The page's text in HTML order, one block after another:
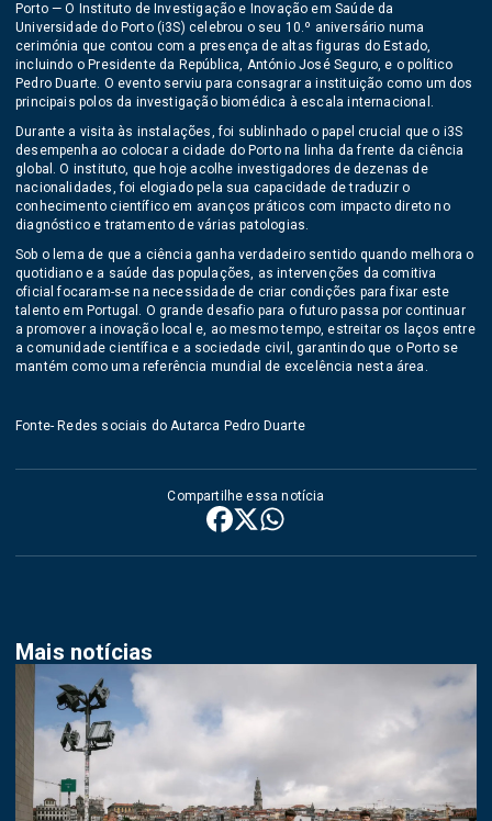
Porto — O Instituto de Investigação e Inovação em Saúde da
Universidade do Porto (i3S) celebrou o seu 10.º aniversário numa
cerimónia que contou com a presença de altas figuras do Estado,
incluindo o Presidente da República, António José Seguro, e o político
Pedro Duarte. O evento serviu para consagrar a instituição como um dos
principais polos da investigação biomédica à escala internacional.
Durante a visita às instalações, foi sublinhado o papel crucial que o i3S
desempenha ao colocar a cidade do Porto na linha da frente da ciência
global. O instituto, que hoje acolhe investigadores de dezenas de
nacionalidades, foi elogiado pela sua capacidade de traduzir o
conhecimento científico em avanços práticos com impacto direto no
diagnóstico e tratamento de várias patologias.
Sob o lema de que a ciência ganha verdadeiro sentido quando melhora o
quotidiano e a saúde das populações, as intervenções da comitiva
oficial focaram-se na necessidade de criar condições para fixar este
talento em Portugal. O grande desafio para o futuro passa por continuar
a promover a inovação local e, ao mesmo tempo, estreitar os laços entre
a comunidade científica e a sociedade civil, garantindo que o Porto se
mantém como uma referência mundial de excelência nesta área.
Fonte- Redes sociais do Autarca Pedro Duarte
Compartilhe essa notícia
Mais notícias